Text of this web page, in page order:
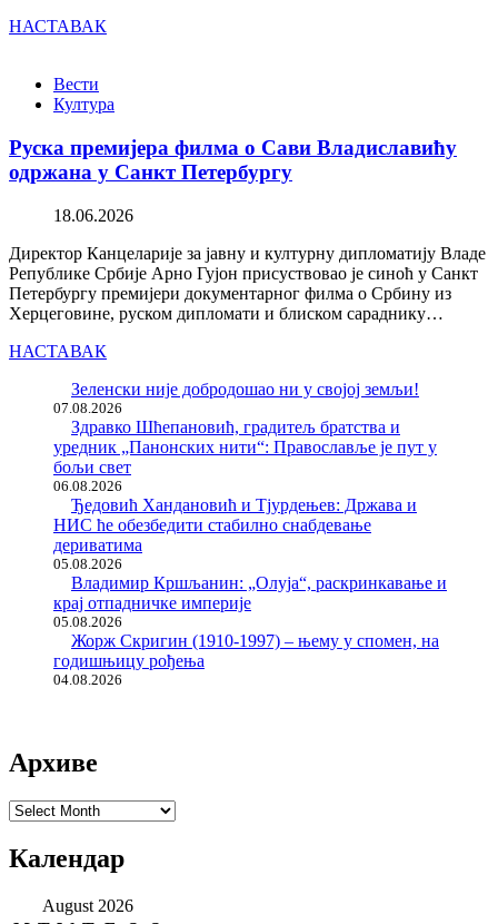
НАСТАВАК
Вести
Култура
Руска премијера филма о Сави Владиславићу
одржана у Санкт Петербургу
18.06.2026
Директор Канцеларије за јавну и културну дипломатију Владе
Републике Србије Арно Гујон присуствовао је синоћ у Санкт
Петербургу премијери документарног филма о Србину из
Херцеговине, руском дипломати и блиском сараднику…
НАСТАВАК
Зеленски није добродошао ни у својој земљи!
07.08.2026
Здравко Шћепановић, градитељ братства и
уредник „Панонских нити“: Православље је пут у
бољи свет
06.08.2026
Ђедовић Хандановић и Тјурдењев: Држава и
НИС ће обезбедити стабилно снабдевање
дериватима
05.08.2026
Владимир Кршљанин: „Олуја“, раскринкавање и
крај отпадничке империје
05.08.2026
Жорж Скригин (1910-1997) – њему у спомен, на
годишњицу рођења
04.08.2026
Архиве
Архиве
Календар
August 2026